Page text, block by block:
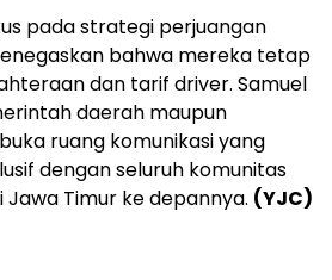
pada strategi perjuangan
bahwa mereka tetap
dan tarif driver. Samuel
daerah maupun
ruang komunikasi yang
dengan seluruh komunitas
Jawa Timur ke depannya. (YJC)